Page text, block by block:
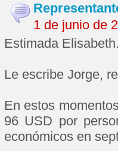
1 de junio de
Estimada
Le escribe Jorge,
En estos
96 USD por
económicos en